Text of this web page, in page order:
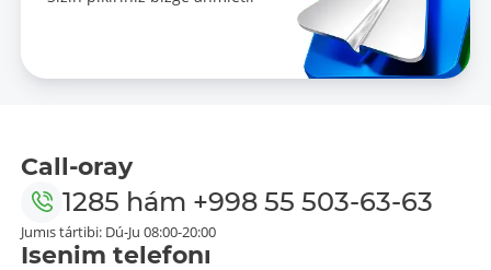
Call-oray
1285 hám +998 55 503-63-63
Jumıs tártibi: Dú-Ju 08:00-20:00
Isenim telefonı